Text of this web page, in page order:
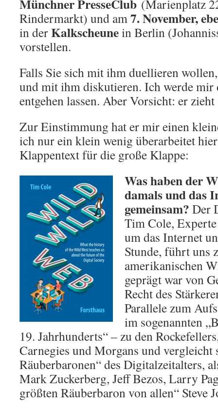
Münchner PresseClub (Marienplatz
Rindermarkt) und am7. November,
in derKalkscheunein Berlin
vorstellen.
Falls Sie sich mit ihm duellieren
und mit ihm diskutieren. Ich werde mir
entgehen lassen. Aber Vorsicht: er
Zur Einstimmung hat er mir einen
ich nur ein klein wenig überarbeitet
Klappentext für die große Klappe:
Was haben der
damals und das
gemeinsam? Der
Tim Cole,
um das Internet
Stunde, führt uns
amerikanischen
geprägt war von
Recht des
Parallele zum
im sogenannten
19. Jahrhunderts“ – zu den
Carnegies und Morgans und vergleicht
Räuberbaronen“ des Digitalzeitalters,
Mark Zuckerberg, Jeff Bezos, Larry
größten Räuberbaron von allen“ Steve